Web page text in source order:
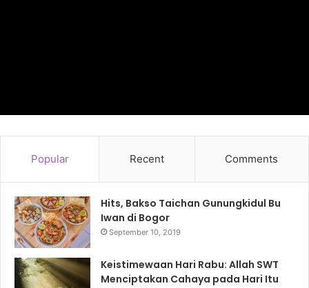
Popular Recent Comments
Hits, Bakso Taichan Gunungkidul Bu
Iwan di Bogor
September 10, 2019
Keistimewaan Hari Rabu: Allah SWT
Menciptakan Cahaya pada Hari Itu